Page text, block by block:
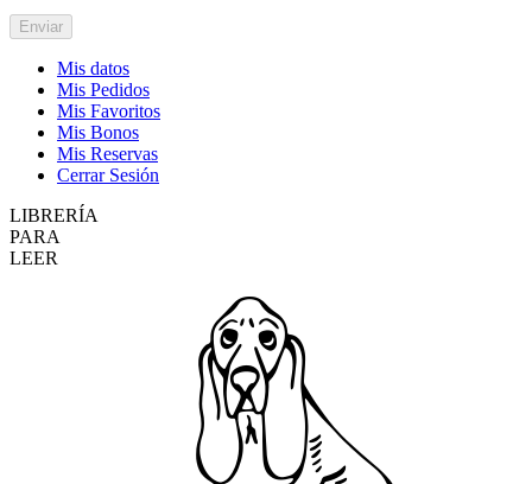
Mis datos
Mis Pedidos
Mis Favoritos
Mis Bonos
Mis Reservas
Cerrar Sesión
LIBRERÍA
PARA
LEER